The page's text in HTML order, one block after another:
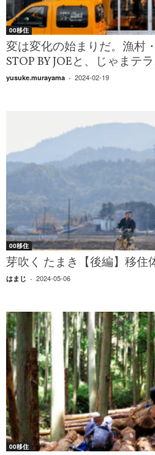
00移住
変は変化の始まりだ。漁村
STOP BY JOEと、じゃまテ
yusuke.murayama - 2024-02-19
00移住
芽吹く たまき【後編】移住
はまじ - 2024-05-06
00移住